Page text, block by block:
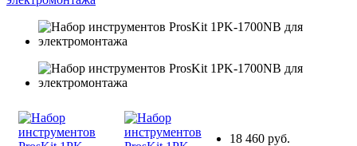
18 460 руб.